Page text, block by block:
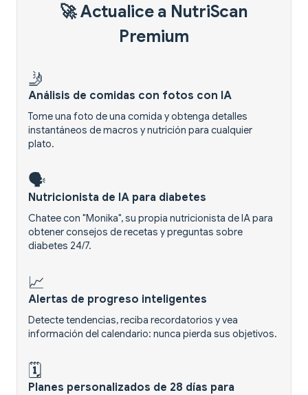
🚀 Actualice a NutriScan
Premium
🤳
Análisis de comidas con fotos con IA
Tome una foto de una comida y obtenga detalles
instantáneos de macros y nutrición para cualquier
plato.
🗣️
Nutricionista de IA para diabetes
Chatee con "Monika", su propia nutricionista de IA para
obtener consejos de recetas y preguntas sobre
diabetes 24/7.
📈
Alertas de progreso inteligentes
Detecte tendencias, reciba recordatorios y vea
información del calendario: nunca pierda sus objetivos.
🗓️
Planes personalizados de 28 días para